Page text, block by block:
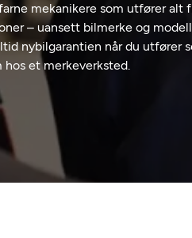
mekanikere som utfører alt
– uansett bilmerke og
nybilgarantien når du utfører
et merkeverksted.